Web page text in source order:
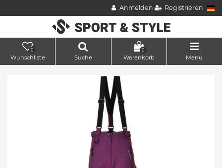
Anmelden Registrieren
0
Wunschliste Suche
0
Warenkorb Menü